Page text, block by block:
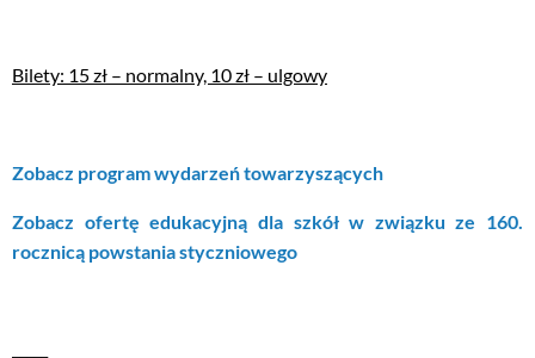
Bilety: 15 zł – normalny, 10 zł – ulgowy
Zobacz program wydarzeń towarzyszących
Zobacz ofertę edukacyjną dla szkół w związku ze 160.
rocznicą powstania styczniowego